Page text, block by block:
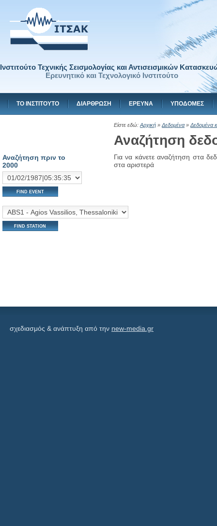
Ινστιτούτο Τεχνικής Σεισμολογίας και Αντισεισμικών
Ερευνητικό και Τεχνολογικό Ινστιτούτο
ΤΟ ΙΝΣΤΙΤΟΥΤΟ ΔΙΑΡΘΡΩΣΗ ΕΡΕΥΝΑ ΥΠΟΔΟΜΕΣ
Αναζήτηση πριν το
2000
Είστε εδώ: Αρχική » Δεδομένα» Δεδομένα
Αναζήτηση
Για να κάνετε αναζήτηση στα
στα αριστερά
σχεδιασμός & ανάπτυξη από την new-media.gr